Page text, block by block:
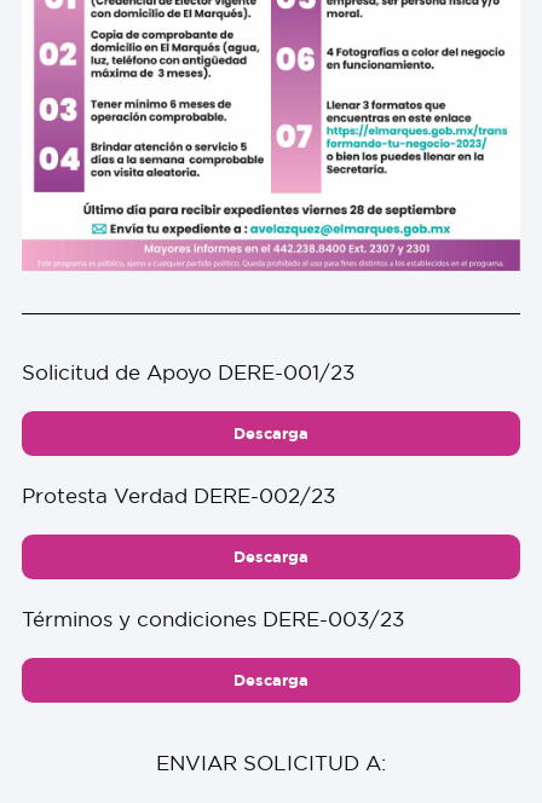
Solicitud de Apoyo DERE-001/23
Descarga
Protesta Verdad DERE-002/23
Descarga
Términos y condiciones DERE-003/23
Descarga
ENVIAR SOLICITUD A: